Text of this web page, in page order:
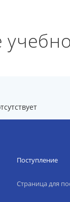
Поступление
Страница для